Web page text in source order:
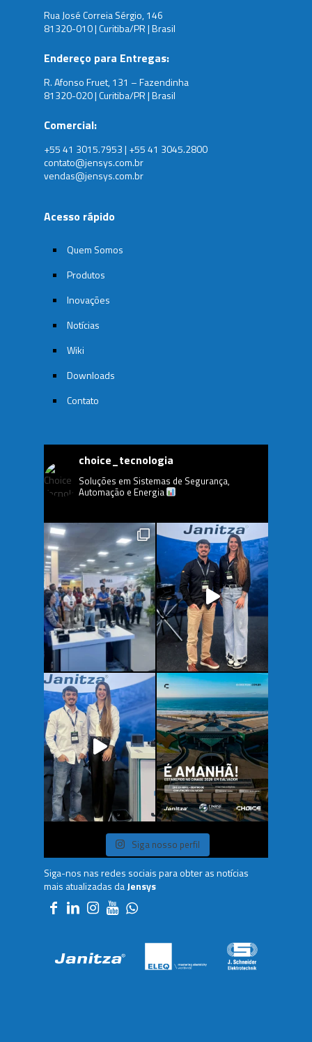
Rua José Correia Sérgio, 146
81320-010 | Curitiba/PR | Brasil
Endereço para Entregas:
R. Afonso Fruet, 131 – Fazendinha
81320-020 | Curitiba/PR | Brasil
Comercial:
+55 41 3015.7953 | +55 41 3045.2800
contato@jensys.com.br
vendas@jensys.com.br
Acesso rápido
Quem Somos
Produtos
Inovações
Notícias
Wiki
Downloads
Contato
choice_tecnologia
Soluções em Sistemas de Segurança,
Automação e Energia
Siga nosso perfil
Siga-nos nas redes sociais para obter as notícias
mais atualizadas daJensys